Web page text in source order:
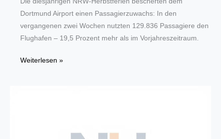
Dortmund Airport einen Passagierzuwachs: In den
vergangenen zwei Wochen nutzten 129.836 Passagiere den
Flughafen – 19,5 Prozent mehr als im Vorjahreszeitraum.
Passagierzuwachs
Weiterlesen »